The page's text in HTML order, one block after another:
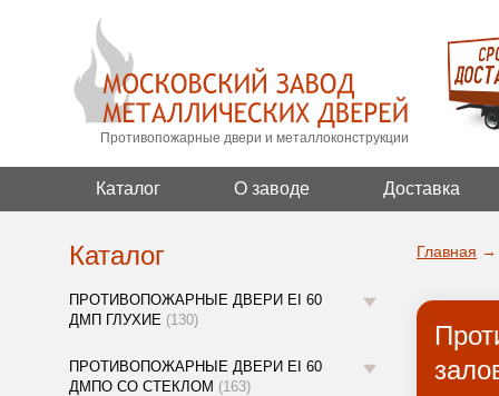
Противопожарные двери и металлоконструкции
Каталог О заводе Доставка
Каталог
ПРОТИВОПОЖАРНЫЕ ДВЕРИ EI 60
ДМП ГЛУХИЕ (130)
ПРОТИВОПОЖАРНЫЕ ДВЕРИ EI 60
ДМПО СО СТЕКЛОМ (163)
Главная →